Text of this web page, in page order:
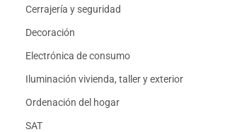
Cerrajería y seguridad
Decoración
Electrónica de consumo
Iluminación vivienda, taller y exterior
Ordenación del hogar
SAT